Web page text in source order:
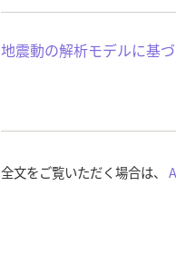
地震動の解析モデルに基
全文をご覧いただく場合は、